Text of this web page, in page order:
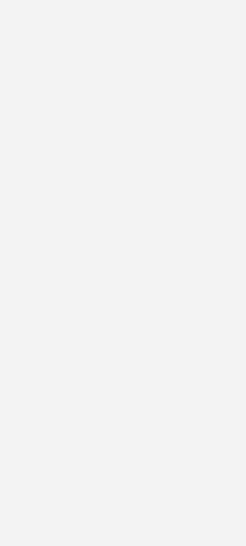
neun Prozent des Weltmarktes
Brennstoffzellenfahrzeugen
Subventionen der
Asien und den USA.
Anwendungsbereichen
für die Mobilität, vor allem für
Über alle
hinweg fielen 2022 85 Prozent
150 MW mehr als 2021.
der Lieferungen im Jahr
Rückgang gegenüber 2021
der Transportsektor wächst,
wachsen.
Beitrag zu den
ein Rekordwert von 3.789
Zusammen steuerten diese